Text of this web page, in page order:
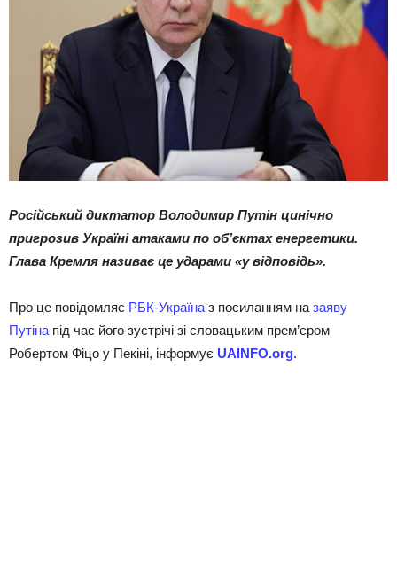
Російський диктатор Володимир Путін цинічно
пригрозив Україні атаками по об’єктах енергетики.
Глава Кремля називає це ударами «у відповідь».
Про це повідомляє РБК-Україна з посиланням на заяву
Путіна під час його зустрічі зі словацьким прем’єром
Робертом Фіцо у Пекіні, інформує UAINFO.org.